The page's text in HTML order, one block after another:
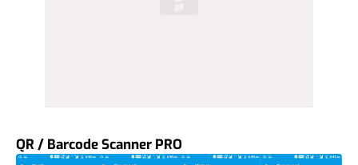
QR / Barcode Scanner PRO